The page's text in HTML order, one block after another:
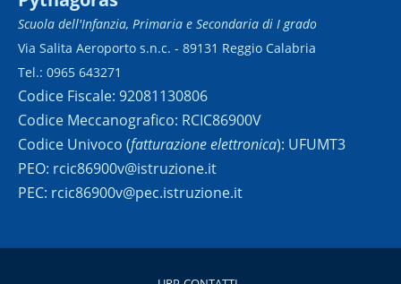
Scuola dell'Infanzia, Primaria e Secondaria di I grado
Via Salita Aeroporto s.n.c. - 89131 Reggio Calabria
Tel.: 0965 643271
Codice Fiscale: 92081130806
Codice Meccanografico: RCIC86900V
Codice Univoco (fatturazione elettronica): UFUMT3
PEO: rcic86900v@istruzione.it
PEC: rcic86900v@pec.istruzione.it